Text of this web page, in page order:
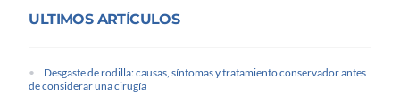
ULTIMOS ARTÍCULOS
Desgaste de rodilla: causas, síntomas y tratamiento conservador antes
de considerar una cirugía